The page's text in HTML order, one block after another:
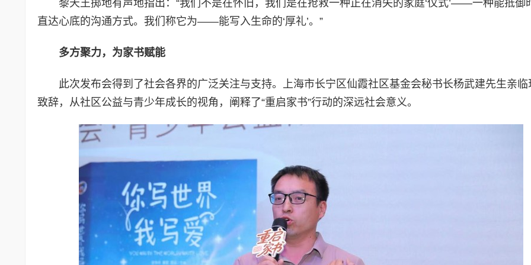
黎天王掷地有声地指出：“我们不是在怀旧，我们是在抢救一种正在消失的家庭‘仪式’——一种能抵御
直达心底的沟通方式。我们称它为——能写入生命的‘厚礼’。”
多方聚力，为家书赋能
此次发布会得到了社会各界的广泛关注与支持。上海市长宁区仙霞社区基金会秘书长杨武建先生亲临
致辞，从社区公益与青少年成长的视角，阐释了“重启家书”行动的深远社会意义。